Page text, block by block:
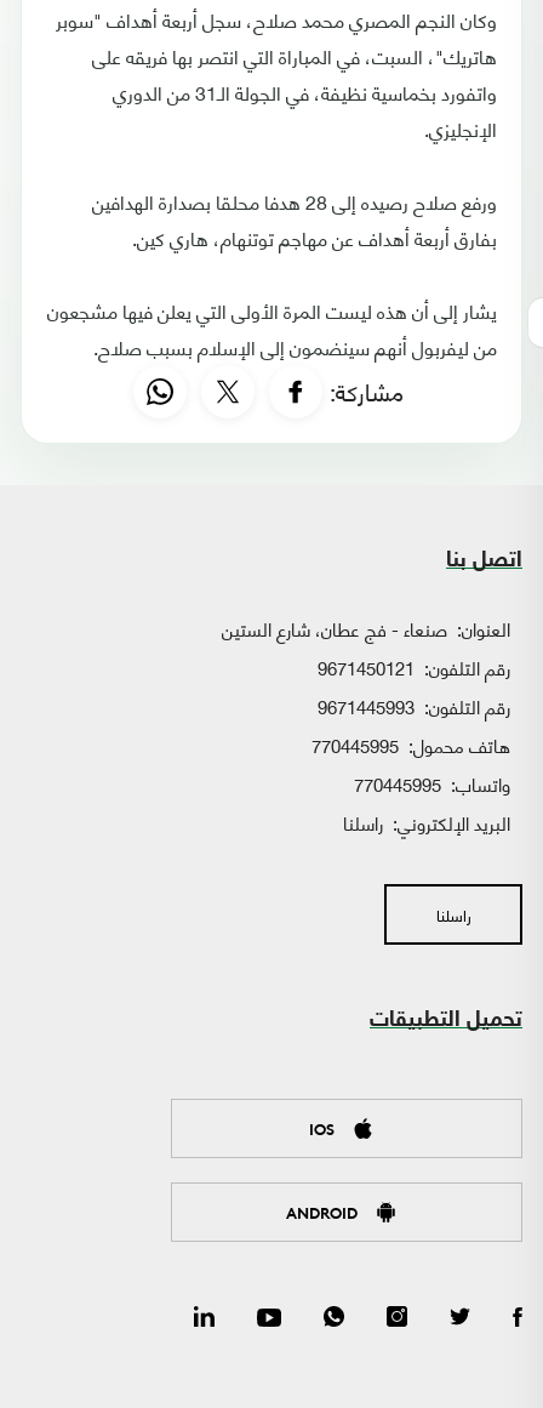
وكان النجم المصري محمد صلاح، سجل أربعة أهداف "سوبر
هاتريك"، السبت، في المباراة التي انتصر بها فريقه على
واتفورد بخماسية نظيفة، في الجولة الـ31 من الدوري
الإنجليزي.
ورفع صلاح رصيده إلى 28 هدفا محلقا بصدارة الهدافين
بفارق أربعة أهداف عن مهاجم توتنهام، هاري كين.
يشار إلى أن هذه ليست المرة الأولى التي يعلن فيها مشجعون
من ليفربول أنهم سينضمون إلى الإسلام بسبب صلاح.
مشاركة:
اتصل بنا
العنوان: صنعاء - فج عطان، شارع الستين
رقم التلفون: 9671450121
رقم التلفون: 9671445993
هاتف محمول: 770445995
واتساب:
البريد الإلكتروني: راسلنا
راسلنا
تحميل التطبيقات
IOS
ANDROID